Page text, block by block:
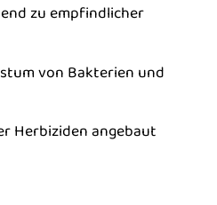
zu empfindlicher
von Bakterien und
Herbiziden angebaut